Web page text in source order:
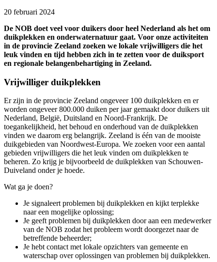
20 februari 2024
De NOB doet veel voor duikers door heel Nederland als het om
duikplekken en onderwaternatuur gaat. Voor onze activiteiten
in de provincie Zeeland zoeken we lokale vrijwilligers die het
leuk vinden en tijd hebben zich in te zetten voor de duiksport
en regionale belangenbehartiging in Zeeland.
Vrijwilliger duikplekken
Er zijn in de provincie Zeeland ongeveer 100 duikplekken en er
worden ongeveer 800.000 duiken per jaar gemaakt door duikers uit
Nederland, België, Duitsland en Noord-Frankrijk. De
toegankelijkheid, het behoud en onderhoud van de duikplekken
vinden we daarom erg belangrijk. Zeeland is één van de mooiste
duikgebieden van Noordwest-Europa. We zoeken voor een aantal
gebieden vrijwilligers die het leuk vinden om duikplekken te
beheren. Zo krijg je bijvoorbeeld de duikplekken van Schouwen-
Duiveland onder je hoede.
Wat ga je doen?
Je signaleert problemen bij duikplekken en kijkt terplekke
naar een mogelijke oplossing;
Je geeft problemen bij duikplekken door aan een medewerker
van de NOB zodat het probleem wordt doorgezet naar de
betreffende beheerder;
Je hebt contact met lokale opzichters van gemeente en
waterschap over oplossingen van problemen bij duikplekken.